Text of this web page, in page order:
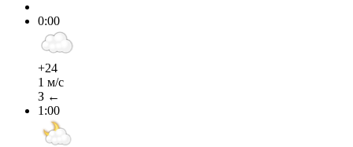
0:00
+24
1 м/с
З ←
1:00